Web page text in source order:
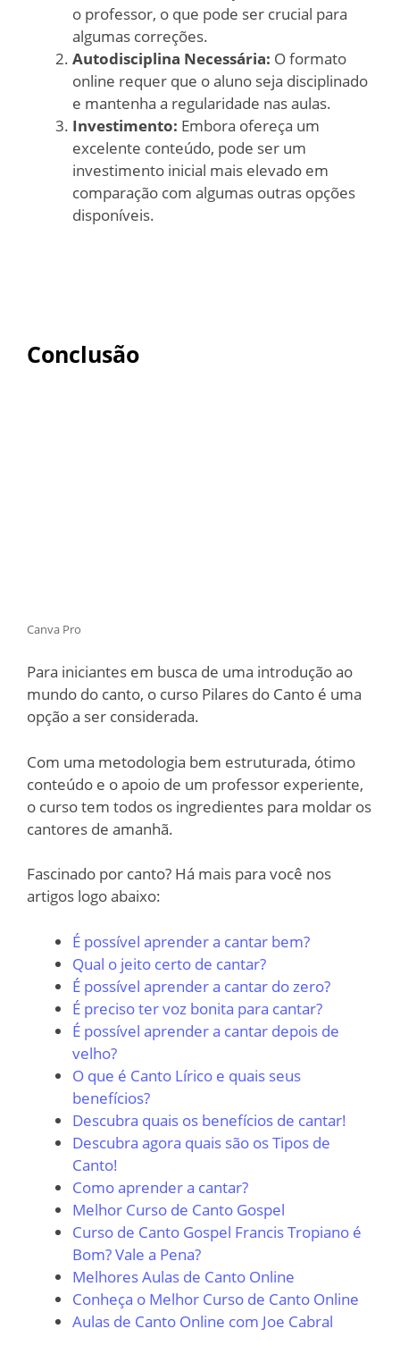
o professor, o que pode ser crucial para
algumas correções.
Autodisciplina Necessária: O formato
online requer que o aluno seja disciplinado
e mantenha a regularidade nas aulas.
Investimento: Embora ofereça um
excelente conteúdo, pode ser um
investimento inicial mais elevado em
comparação com algumas outras opções
disponíveis.
Conclusão
Canva Pro
Para iniciantes em busca de uma introdução ao
mundo do canto, o curso Pilares do Canto é uma
opção a ser considerada.
Com uma metodologia bem estruturada, ótimo
conteúdo e o apoio de um professor experiente,
o curso tem todos os ingredientes para moldar os
cantores de amanhã.
Fascinado por canto? Há mais para você nos
artigos logo abaixo:
É possível aprender a cantar bem?
Qual o jeito certo de cantar?
É possível aprender a cantar do zero?
É preciso ter voz bonita para cantar?
É possível aprender a cantar depois de
velho?
O que é Canto Lírico e quais seus
benefícios?
Descubra quais os benefícios de cantar!
Descubra agora quais são os Tipos de
Canto!
Como aprender a cantar?
Melhor Curso de Canto Gospel
Curso de Canto Gospel Francis Tropiano é
Bom? Vale a Pena?
Melhores Aulas de Canto Online
Conheça o Melhor Curso de Canto Online
Aulas de Canto Online com Joe Cabral